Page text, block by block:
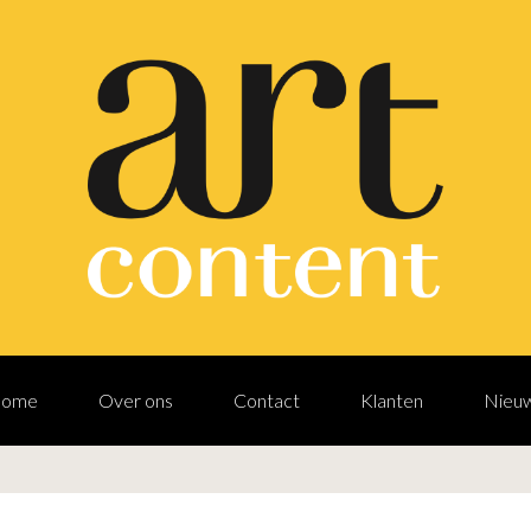
Over ons Contact Klanten